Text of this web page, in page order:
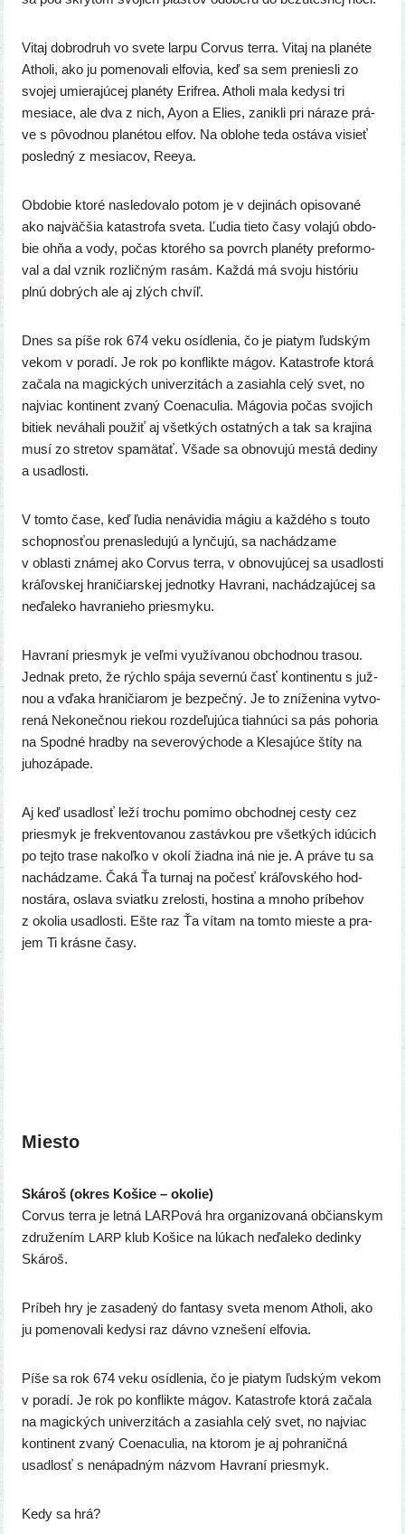
Vitaj dob­ro­druh vo sve­te lar­pu Corvus ter­ra. Vitaj na pla­né­te
Atholi, ako ju pome­no­va­li elfo­via, keď sa sem pre­nies­li zo
svo­jej umie­ra­jú­cej pla­né­ty Erifrea. Atholi mala kedy­si tri
mesia­ce, ale dva z nich, Ayon a Elies, zanik­li pri nára­ze prá­
ve s pôvod­nou pla­né­tou elfov. Na oblo­he teda ostá­va visieť
posled­ný z mesia­cov, Reeya.
Obdobie kto­ré nasle­do­va­lo potom je v deji­nách opi­so­va­né
ako naj­väč­šia kata­stro­fa sve­ta. Ľudia tie­to časy vola­jú obdo­
bie ohňa a vody, počas kto­ré­ho sa povrch pla­né­ty pre­for­mo­
val a dal vznik roz­lič­ným rasám. Každá má svo­ju his­tó­riu
plnú dob­rých ale aj zlých chvíľ.
Dnes sa píše rok 674 veku osíd­le­nia, čo je pia­tym ľud­ským
vekom v pora­dí. Je rok po kon­flik­te mágov. Katastrofe kto­rá
zača­la na magic­kých uni­ver­zi­tách a zasiah­la celý svet, no
naj­viac kon­ti­nent zva­ný Coenaculia. Mágovia počas svo­jich
bitiek nevá­ha­li pou­žiť aj všet­kých ostat­ných a tak sa kra­ji­na
musí zo stre­tov spa­mä­tať. Všade sa obno­vu­jú mes­tá dedi­ny
a usadlosti.
V tom­to čase, keď ľudia nená­vi­dia mágiu a kaž­dé­ho s tou­to
schop­nos­ťou pre­na­sle­du­jú a lyn­ču­jú, sa nachá­dza­me
v oblas­ti zná­mej ako Corvus ter­ra, v obno­vu­jú­cej sa usad­los­ti
krá­ľov­skej hra­ni­čiar­skej jed­not­ky Havrani, nachá­dza­jú­cej sa
neďa­le­ko hav­ra­nie­ho priesmyku.
Havraní pries­myk je veľ­mi využí­va­nou obchod­nou tra­sou.
Jednak pre­to, že rých­lo spá­ja sever­nú časť kon­ti­nen­tu s juž­
nou a vďa­ka hra­ni­čia­rom je bez­peč­ný. Je to zní­že­ni­na vytvo­
re­ná Nekonečnou rie­kou roz­de­ľu­jú­ca tiah­nú­ci sa pás poho­ria
na Spodné hrad­by na seve­ro­vý­cho­de a Klesajúce ští­ty na
juhozápade.
Aj keď usad­losť leží tro­chu pomi­mo obchod­nej ces­ty cez
pries­myk je frek­ven­to­va­nou zastáv­kou pre všet­kých idú­cich
po tej­to tra­se nakoľ­ko v oko­lí žiad­na iná nie je. A prá­ve tu sa
nachá­dza­me. Čaká Ťa tur­naj na počesť krá­ľov­ské­ho hod­
nos­tá­ra, osla­va sviat­ku zre­los­ti, hos­ti­na a mno­ho prí­be­hov
z oko­lia usad­los­ti. Ešte raz Ťa vítam na tom­to mies­te a pra­
jem Ti krás­ne časy.
Miesto
Skároš (okres Košice – okolie)
Corvus ter­ra je let­ná LARPová hra orga­ni­zo­va­ná občian­skym
zdru­že­ním
LARPklub Košice na lúkach neďa­le­ko dedin­ky
Skároš.
Príbeh hry je zasa­de­ný do fan­ta­sy sve­ta menom Atholi, ako
ju pome­no­va­li kedy­si raz dáv­no vzne­še­ní elfovia.
Píše sa rok 674 veku osíd­le­nia, čo je pia­tym ľud­ským vekom
v pora­dí. Je rok po kon­flik­te mágov. Katastrofe kto­rá zača­la
na magic­kých uni­ver­zi­tách a zasiah­la celý svet, no naj­viac
kon­ti­nent zva­ný Coenaculia, na kto­rom je aj pohra­nič­ná
usad­losť s nená­pad­ným náz­vom Havraní priesmyk.
Kedy sa hrá?